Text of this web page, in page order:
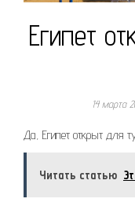
Египет
14 марта
Да, Египет открыт для
Читать статью